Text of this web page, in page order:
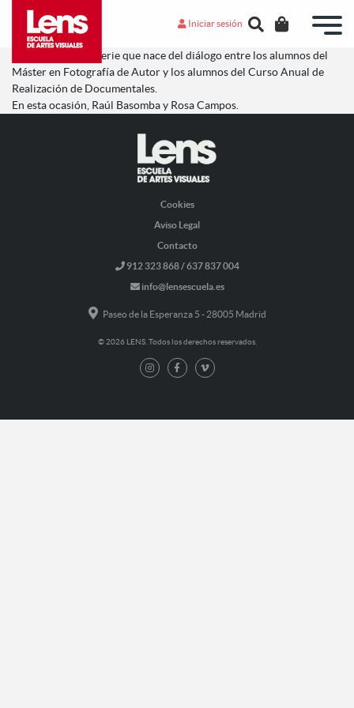
Iniciar sesión
Número F es una serie que nace del diálogo entre los alumnos del
Máster en Fotografía de Autor y los alumnos del Curso Anual de
Realización de Documentales.
En esta ocasión, Raúl Basomba y Rosa Campos.
Cookies
Aviso Legal
Contacto
912 323 868 / 637 837 004
info@lensescuela.es
Paseo de la Esperanza 5 - 28005 Madrid
© 2026 LENS. Todos los derechos reservados.